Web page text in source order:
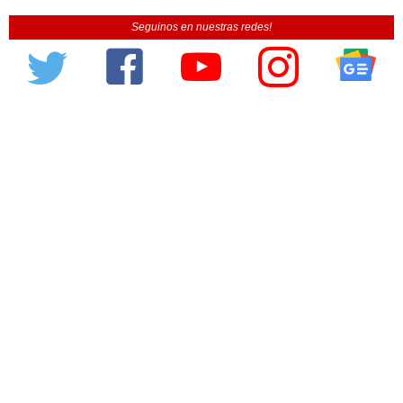
Seguinos en nuestras redes!